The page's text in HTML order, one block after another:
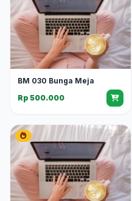
BM 030 Bunga Meja
Rp 500.000